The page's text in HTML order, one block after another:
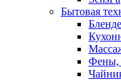
Бытовая
Фены,